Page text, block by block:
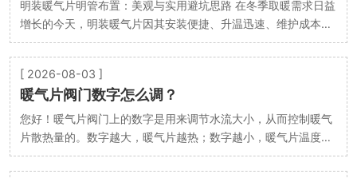
明装暖气片明管布置：美观与实用避坑思路 在冬季取暖需求日益
增长的今天，明装暖气片因其安装便捷、升温迅速、维护成本低
等优势，成为不少已装修家庭的首选。然而，明管…
[ 2026-08-03 ]
暖气片阀门数字怎么调？
您好！暖气片阀门上的数字是用来调节水流大小，从而控制暖气
片散热量的。数字越大，暖气片越热；数字越小，暖气片温度越
低。 以下是详细的调节方法和注意事项： 一、阀…